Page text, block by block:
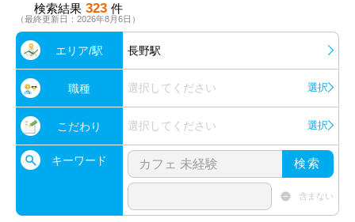
検索結果 323 件
（最終更新日：2026年8月6日）
エリア/駅 長野駅
職種 選択してください 選択
こだわり 選択してください 選択
キーワード 検索
含まない